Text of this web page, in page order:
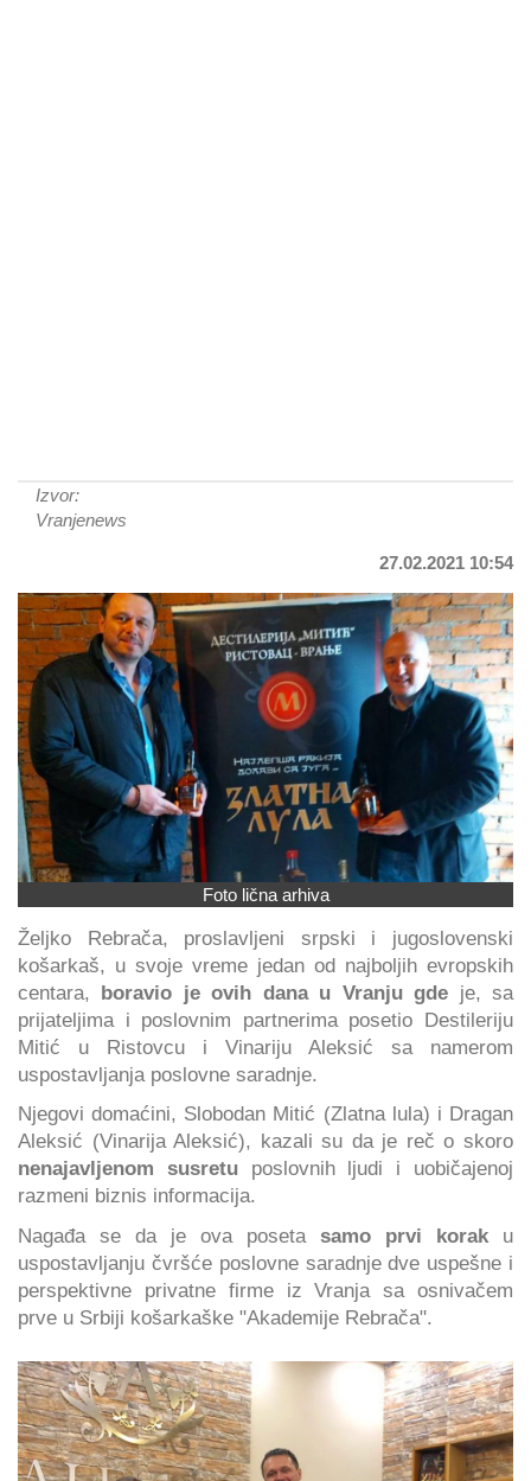
Izvor:
Vranjenews
27.02.2021 10:54
Foto lična arhiva
Željko Rebrača, proslavljeni srpski i jugoslovenski
košarkaš, u svoje vreme jedan od najboljih evropskih
centara, boravio je ovih dana u Vranju gde je, sa
prijateljima i poslovnim partnerima posetio Destileriju
Mitić u Ristovcu i Vinariju Aleksić sa namerom
uspostavljanja poslovne saradnje.
Njegovi domaćini, Slobodan Mitić (Zlatna lula) i Dragan
Aleksić (Vinarija Aleksić), kazali su da je reč o skoro
nenajavljenom susretuposlovnih ljudi i uobičajenoj
razmeni biznis informacija.
Nagađa se da je ova poseta samo prvi korak u
uspostavljanju čvršće poslovne saradnje dve uspešne i
perspektivne privatne firme iz Vranja sa osnivačem
prve u Srbiji košarkaške "Akademije Rebrača".